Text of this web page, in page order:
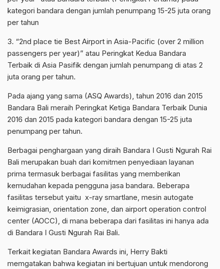
kategori bandara dengan jumlah penumpang 15-25 juta orang
per tahun
3. “2nd place tie Best Airport in Asia-Pacific (over 2 million
passengers per year)” atau Peringkat Kedua Bandara
Terbaik di Asia Pasifik dengan jumlah penumpang di atas 2
juta orang per tahun.
Pada ajang yang sama (ASQ Awards), tahun 2016 dan 2015
Bandara Bali meraih Peringkat Ketiga Bandara Terbaik Dunia
2016 dan 2015 pada kategori bandara dengan 15-25 juta
penumpang per tahun.
Berbagai penghargaan yang diraih Bandara I Gusti Ngurah Rai
Bali merupakan buah dari komitmen penyediaan layanan
prima termasuk berbagai fasilitas yang memberikan
kemudahan kepada pengguna jasa bandara. Beberapa
fasilitas tersebut yaitu x-ray smartlane, mesin autogate
keimigrasian, orientation zone, dan airport operation control
center (AOCC), di mana beberapa dari fasilitas ini hanya ada
di Bandara I Gusti Ngurah Rai Bali.
Terkait kegiatan Bandara Awards ini, Herry Bakti
memgatakan bahwa kegiatan ini bertujuan untuk mendorong